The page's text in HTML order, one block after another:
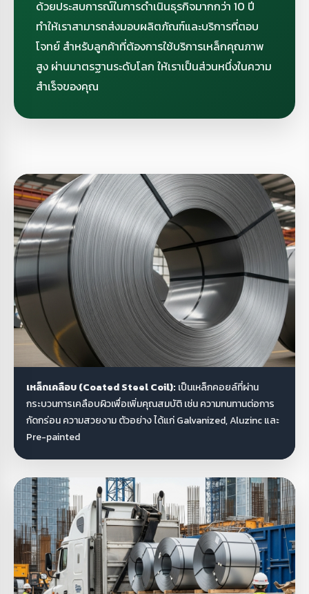
ด้วยประสบการณ์ในการดำเนินธุรกิจมากกว่า 10 ปี
ทำให้เราสามารถส่งมอบผลิตภัณฑ์และบริการที่ตอบ
โจทย์ สำหรับลูกค้าที่ต้องการใช้บริการเหล็กคุณภาพ
สูง ผ่านมาตรฐานระดับโลก ให้เราเป็นส่วนหนึ่งในความ
สำเร็จของคุณ
เหล็กเคลือบ (Coated Steel Coil): เป็นเหล็กคอยล์ที่ผ่าน
กระบวนการเคลือบผิวเพื่อเพิ่มคุณสมบัติ เช่น ความทนทานต่อการ
กัดกร่อน ความสวยงาม ตัวอย่าง ได้แก่ Galvanized, Aluzinc และ
Pre-painted